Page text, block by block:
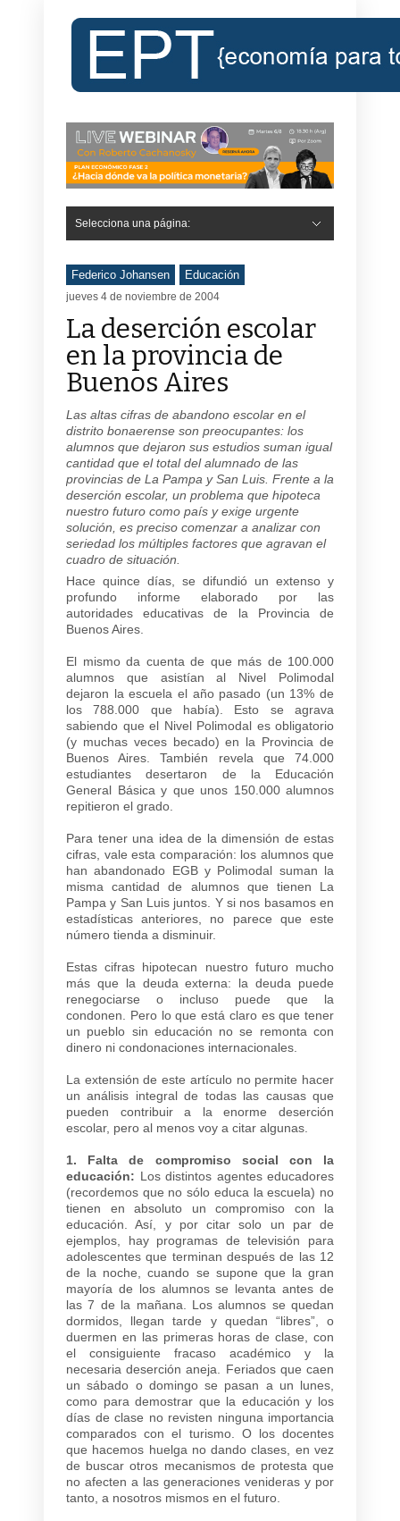
Selecciona una página:
Federico Johansen Educación
jueves 4 de noviembre de 2004
La deserción escolar
en la provincia de
Buenos Aires
Las altas cifras de abandono escolar en el
distrito bonaerense son preocupantes: los
alumnos que dejaron sus estudios suman igual
cantidad que el total del alumnado de las
provincias de La Pampa y San Luis. Frente a la
deserción escolar, un problema que hipoteca
nuestro futuro como país y exige urgente
solución, es preciso comenzar a analizar con
seriedad los múltiples factores que agravan el
cuadro de situación.
Hace quince días, se difundió un extenso y
profundo informe elaborado por las
autoridades educativas de la Provincia de
Buenos Aires.
El mismo da cuenta de que más de 100.000
alumnos que asistían al Nivel Polimodal
dejaron la escuela el año pasado (un 13% de
los 788.000 que había). Esto se agrava
sabiendo que el Nivel Polimodal es obligatorio
(y muchas veces becado) en la Provincia de
Buenos Aires. También revela que 74.000
estudiantes desertaron de la Educación
General Básica y que unos 150.000 alumnos
repitieron el grado.
Para tener una idea de la dimensión de estas
cifras, vale esta comparación: los alumnos que
han abandonado EGB y Polimodal suman la
misma cantidad de alumnos que tienen La
Pampa y San Luis juntos. Y si nos basamos en
estadísticas anteriores, no parece que este
número tienda a disminuir.
Estas cifras hipotecan nuestro futuro mucho
más que la deuda externa: la deuda puede
renegociarse o incluso puede que la
condonen. Pero lo que está claro es que tener
un pueblo sin educación no se remonta con
dinero ni condonaciones internacionales.
La extensión de este artículo no permite hacer
un análisis integral de todas las causas que
pueden contribuir a la enorme deserción
escolar, pero al menos voy a citar algunas.
1. Falta de compromiso social con la
educación: Los distintos agentes educadores
(recordemos que no sólo educa la escuela) no
tienen en absoluto un compromiso con la
educación. Así, y por citar solo un par de
ejemplos, hay programas de televisión para
adolescentes que terminan después de las 12
de la noche, cuando se supone que la gran
mayoría de los alumnos se levanta antes de
las 7 de la mañana. Los alumnos se quedan
dormidos, llegan tarde y quedan “libres”, o
duermen en las primeras horas de clase, con
el consiguiente fracaso académico y la
necesaria deserción aneja. Feriados que caen
un sábado o domingo se pasan a un lunes,
como para demostrar que la educación y los
días de clase no revisten ninguna importancia
comparados con el turismo. O los docentes
que hacemos huelga no dando clases, en vez
de buscar otros mecanismos de protesta que
no afecten a las generaciones venideras y por
tanto, a nosotros mismos en el futuro.